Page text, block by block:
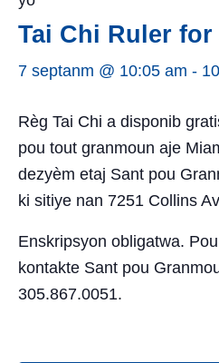
Tai Chi Ruler for
7 septanm @ 10:05 am -
Règ Tai Chi a disponib
pou tout granmoun aje
dezyèm etaj Sant pou
ki sitiye nan 7251 Collins
Enskripsyon obligatwa.
kontakte Sant pou
305.867.0051.